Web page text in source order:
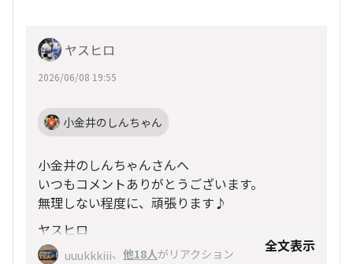
ヤスヒロ
2026/06/08 19:55
小金井のしんちゃん
小金井のしんちゃんさんへ
いつもコメントありがとうございます。
無理しない程度に、頑張ります♪
ヤスヒロ
uuukkkiii、 他18人がリアクション 全文表示